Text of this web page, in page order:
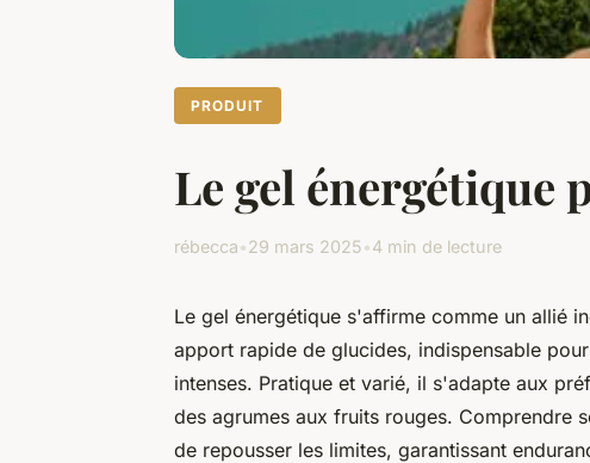
PRODUIT
Le gel énergétique
rébecca•29 mars 2025•4 min de lecture
Le gel énergétique s'affirme comme un allié
apport rapide de glucides, indispensable
intenses. Pratique et varié, il s'adapte aux
des agrumes aux fruits rouges. Comprendre
de repousser les limites, garantissant